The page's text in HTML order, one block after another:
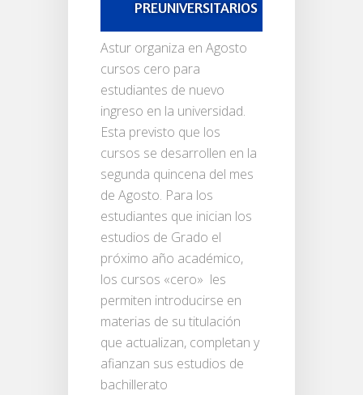
PREUNIVERSITARIOS
Astur organiza en Agosto
cursos cero para
estudiantes de nuevo
ingreso en la universidad.
Esta previsto que los
cursos se desarrollen en la
segunda quincena del mes
de Agosto. Para los
estudiantes que inician los
estudios de Grado el
próximo año académico,
los cursos «cero» les
permiten introducirse en
materias de su titulación
que actualizan, completan y
afianzan sus estudios de
bachillerato